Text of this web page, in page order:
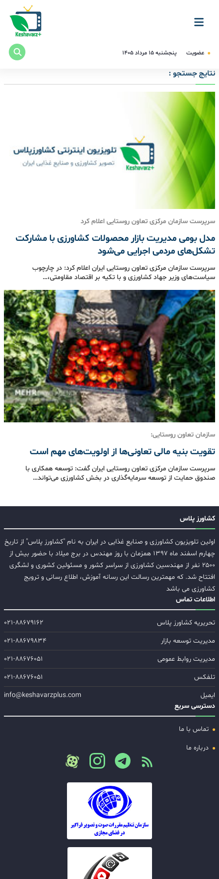
عضویت پنجشنبه ۱۵ مرداد ۱۴۰۵
نتایج جستجو :
سرپرست سازمان مرکزی تعاون روستایی اعلام کرد
مدل بومی مدیریت بازار محصولات کشاورزی با مشارکت
تشکل‌های مردمی اجرایی می‌شود
سرپرست سازمان مرکزی تعاون روستایی ایران اعلام کرد: در چارچوب
سیاست‌های وزیر جهاد کشاورزی و با تکیه بر اقتصاد مقاومتی،…
سازمان تعاون روستایی:
تقویت بنیه مالی تعاونی‌ها از اولویت‌های مهم است
سرپرست سازمان مرکزی تعاون روستایی ایران گفت: توسعه همکاری با
صندوق حمایت از توسعه سرمایه‌گذاری در بخش کشاورزی می‌تواند…
کشاورز پلاس
اولین تلویزیون کشاورزی و صنایع غذایی در ایران به نام "کشاورز پلاس" از تاریخ
چهارم اسفند ماه ۱۳۹۷ همزمان با روز مهندس در برج میلاد با حضور بیش از
۲۵۰۰ نفر از مهندسین کشاورزی از سراسر کشور و مسئولین کشوری و لشگری
افتتاح شد. که مهمترین رسالت این رسانه آموزش، اطلاع رسانی و ترویج
کشاورزی می باشد
اطلاعات تماس
تحریریه کشاورز پلاس
۰۲۱-۸۸۶۷۹۱۶۲
مدیریت توسعه بازار
۰۲۱-۸۸۶۷۹۸۳۴
مدیریت روابط عمومی
۰۲۱-۸۸۶۷۶۰۵۱
تلفکس
۰۲۱-۸۸۶۷۶۰۵۱
ایمیل
info@keshavarzplus.com
دسترسی سریع
تماس با ما
درباره ما